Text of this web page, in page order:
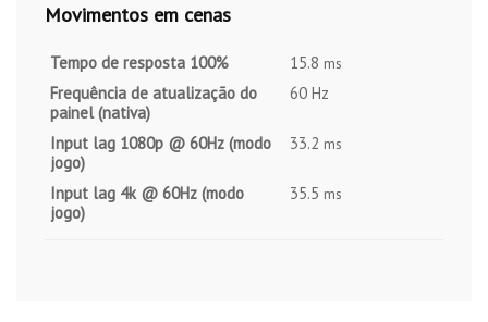
Movimentos em cenas
Tempo de resposta 100% 15.8 ms
Frequência de atualização do
painel (nativa)
60 Hz
Input lag 1080p @ 60Hz (modo
jogo)
33.2 ms
Input lag 4k @ 60Hz (modo
jogo)
35.5 ms